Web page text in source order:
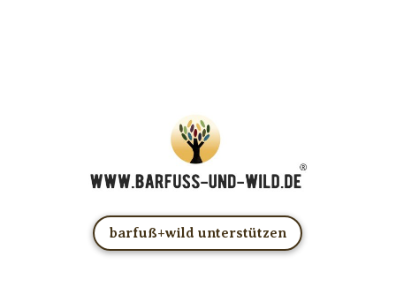
barfuß+wild unterstützen